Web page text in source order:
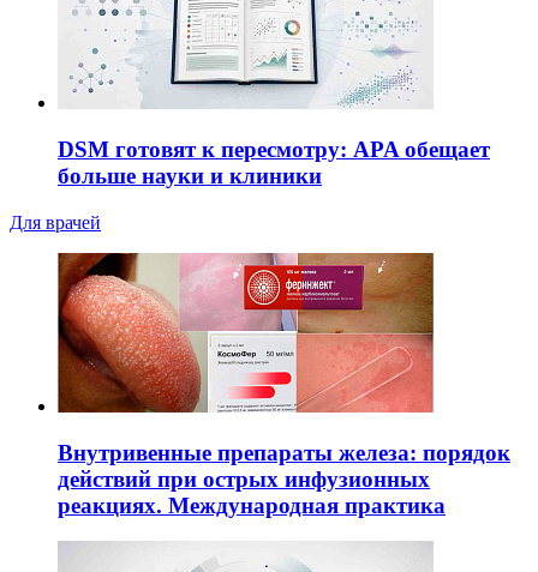
DSM готовят к пересмотру: APA обещает
больше науки и клиники
Для врачей
Внутривенные препараты железа: порядок
действий при острых инфузионных
реакциях. Международная практика